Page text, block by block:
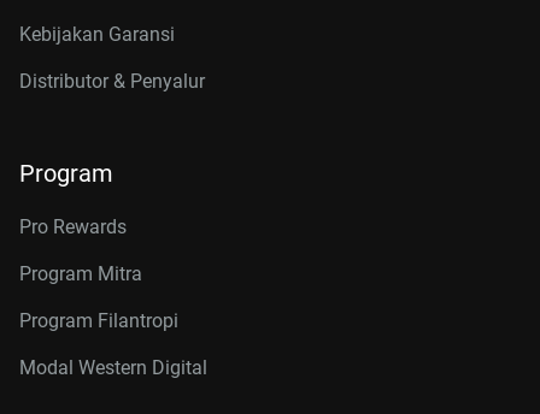
Kebijakan Garansi
Distributor & Penyalur
Program
Pro Rewards
Program Mitra
Program Filantropi
Modal Western Digital